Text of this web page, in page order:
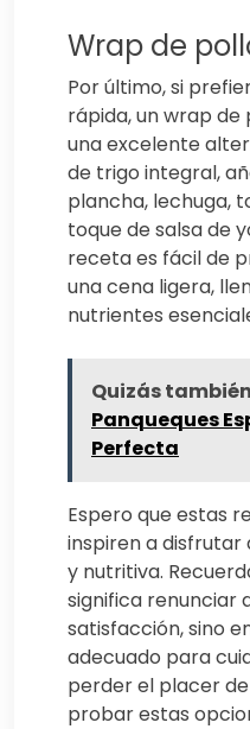
Wrap de
Por último, si
rápida, un wrap de
una excelente
de trigo integral,
plancha, lechuga,
toque de salsa de
receta es fácil de
una cena ligera,
nutrientes
Quizás
Panqueques
Perfecta
Espero que estas
inspiren a
y nutritiva.
significa renunciar
satisfacción, sino
adecuado para
perder el placer
probar estas